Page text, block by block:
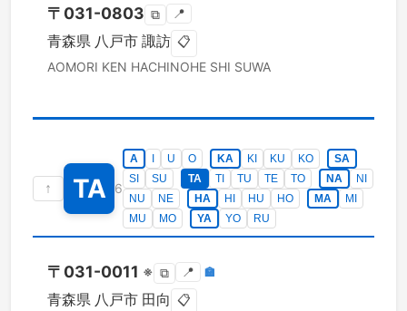
〒 031-0803 ⧉ 📍
青森県 八戸市 諏訪 📋
AOMORI KEN HACHINOHE SHI SUWA
↑ TA 6
A U O KA KI KU KO
SA
SI
SU TA TI TU TE TO NA
NI
NU
NE HA HI HU HO MA
MI
MU
MO YA YO RU
〒 031-0011 ※ ⧉ 📍 🏣
青森県 八戸市 田向 📋